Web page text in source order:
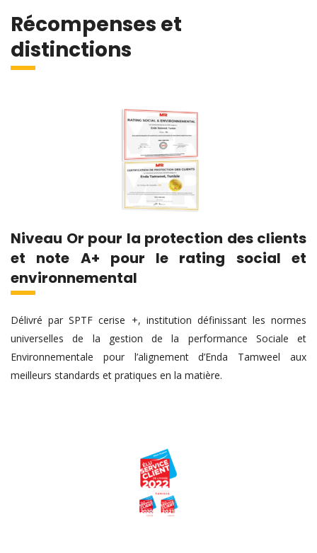
Récompenses et
distinctions
Niveau Or pour la protection des clients
et note A+ pour le rating social et
environnemental
Délivré par SPTF cerise +, institution définissant les normes
universelles de la gestion de la performance Sociale et
Environnementale pour l’alignement d’Enda Tamweel aux
meilleurs standards et pratiques en la matière.